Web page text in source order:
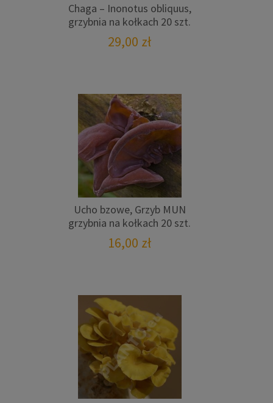
Chaga – Inonotus obliquus,
grzybnia na kołkach 20 szt.
29,00 zł
Ucho bzowe, Grzyb MUN
grzybnia na kołkach 20 szt.
16,00 zł